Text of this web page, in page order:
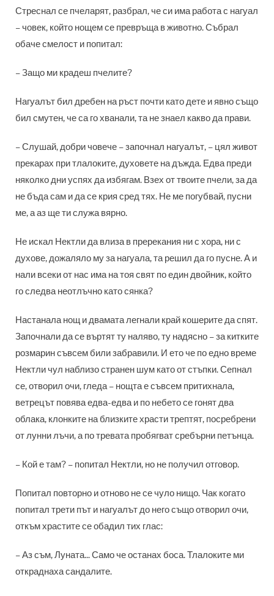
Стреснал се пчеларят, разбрал, че си има работа с нагуал
– човек, който нощем се превръща в животно. Събрал
обаче смелост и попитал:
– Защо ми крадеш пчелите?
Нагуалът бил дребен на ръст почти като дете и явно също
бил смутен, че са го хванали, та не знаел какво да прави.
– Слушай, добри човече – започнал нагуалът, – цял живот
прекарах при тлалоките, духовете на дъжда. Едва преди
няколко дни успях да избягам. Взех от твоите пчели, за да
не бъда сам и да се крия сред тях. Не ме погубвай, пусни
ме, а аз ще ти служа вярно.
Не искал Нектли да влиза в пререкания ни с хора, ни с
духове, дожаляло му за нагуала, та решил да го пусне. А и
нали всеки от нас има на тоя свят по един двойник, който
го следва неотлъчно като сянка?
Настанала нощ и двамата легнали край кошерите да спят.
Започнали да се въртят ту наляво, ту надясно – за китките
розмарин съвсем били забравили. И ето че по едно време
Нектли чул наблизо странен шум като от стъпки. Сепнал
се, отворил очи, гледа – нощта е съвсем притихнала,
ветрецът повява едва-едва и по небето се гонят два
облака, клонките на близките храсти трептят, посребрени
от лунни лъчи, а по тревата пробягват сребърни петънца.
– Кой е там? – попитал Нектли, но не получил отговор.
Попитал повторно и отново не се чуло нищо. Чак когато
попитал трети път и нагуалът до него също отворил очи,
откъм храстите се обадил тих глас:
– Аз съм, Луната... Само че останах боса. Тлалоките ми
откраднаха сандалите.